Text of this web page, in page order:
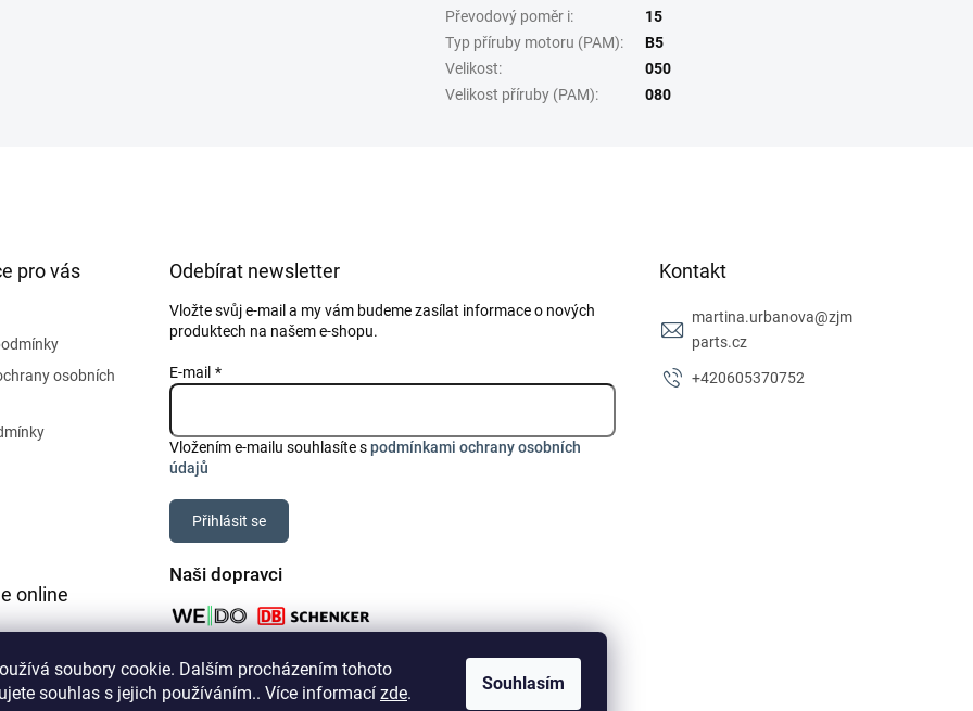
soubory cookie. Dalším procházením tohoto
souhlas s jejich používáním.. Více informací zde. Souhlasím
Převodový poměr i:
15
Typ příruby motoru (PAM):
B5
Velikost:
050
Velikost příruby (PAM): 080
pro vás
osobních
Odebírat newsletter
Vložte svůj e-mail a my vám budeme zasílat informace o nových
produktech na našem e-shopu.
E-mail
Vložením e-mailu souhlasíte spodmínkami ochrany osobních
údajů
Přihlásit se
Kontakt
martina.urbanova@zjm
parts.cz
+420605370752
online
Naši dopravci